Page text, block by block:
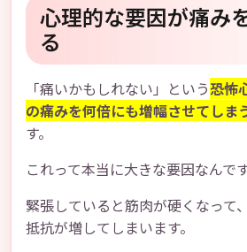
心理的な要因が痛み
る
「痛いかもしれない」という恐怖
の痛みを何倍にも増幅させてしま
す。
これって本当に大きな要因なんで
緊張していると筋肉が硬くなって
抵抗が増してしまいます。